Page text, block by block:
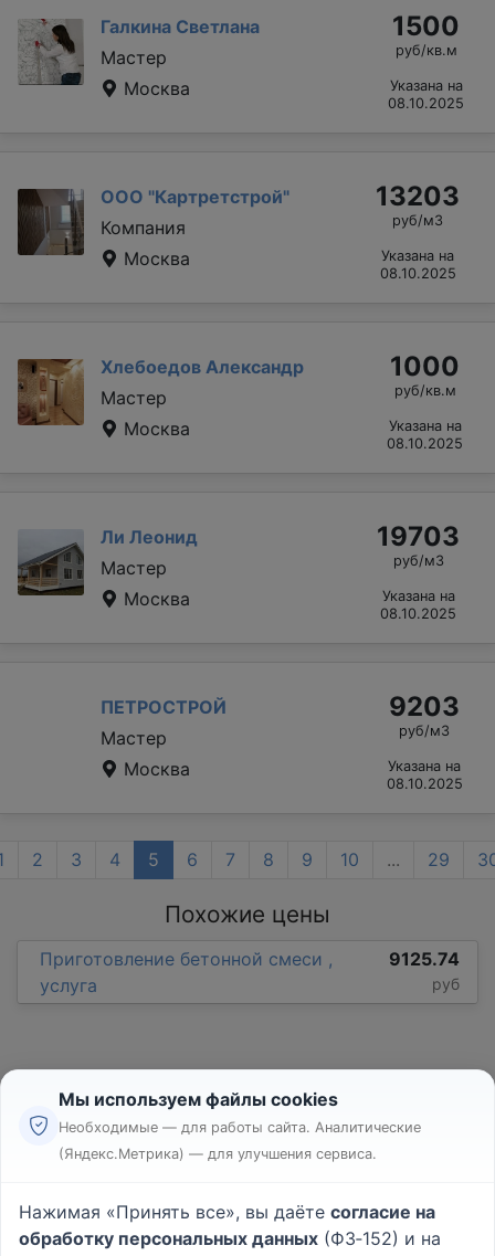
Галкина Светлана
Мастер
Москва
1500
руб/кв.м
Указана на
08.10.2025
ООО "Картретстрой"
Компания
Москва
13203
руб/м3
Указана на
08.10.2025
Хлебоедов Александр
Мастер
Москва
1000
руб/кв.м
Указана на
08.10.2025
Ли Леонид
Мастер
Москва
19703
руб/м3
Указана на
08.10.2025
ПЕТРОСТРОЙ
Мастер
Москва
9203
руб/м3
Указана на
08.10.2025
2 3 4 5 6 7 8 9 10 ... 29
Похожие цены
Приготовление бетонной смеси ,
услуга
9125.74
руб
Реклама
Пользовательское соглашение
Политика конфиденциальности
Мы используем файлы cookies
Необходимые — для работы сайта. Аналитические
(Яндекс.Метрика) — для улучшения сервиса.
Нажимая «Принять все», вы даёте согласие на
обработку персональных данных (ФЗ‑152) и на